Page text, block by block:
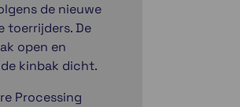
de nieuwe
toerrijders. De
open en
kinbak dicht.
Processing